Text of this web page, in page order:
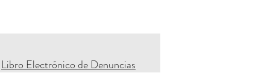
Libro Electrónico de Denuncias